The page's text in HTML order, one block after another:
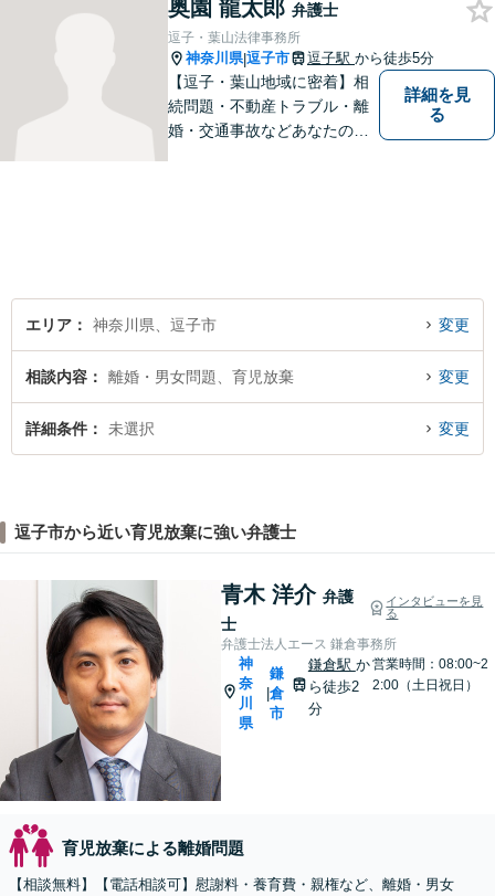
ど、幅広く対応可能。【明確
な料金体系】１件１件ていね
いに対応させて頂きます。ご
連絡ください。
奥園 龍太郎 弁護士
逗子・葉山法律事務所
神奈川県|逗子市 逗子駅 から徒歩5分
【逗子・葉山地域に密着】相
続問題・不動産トラブル・離
婚・交通事故などあなたの困
詳細を見
る
エリア 神奈川県、逗子市 変更
相談内容 離婚・男女問題、育児放棄 変更
詳細条件 未選択 変更
逗子市から近い育児放棄に強い弁護士
青木 洋介 弁護
士
インタビューを見
る
弁護士法人エース 鎌倉事務所
神
奈
川
県
|
鎌
倉
市
鎌倉駅 か
ら徒歩2
分
営業時間：08:00~2
2:00（土日祝日）
育児放棄による離婚問題
【相談無料】【電話相談可】慰謝料・養育費・親権など、離婚・男女